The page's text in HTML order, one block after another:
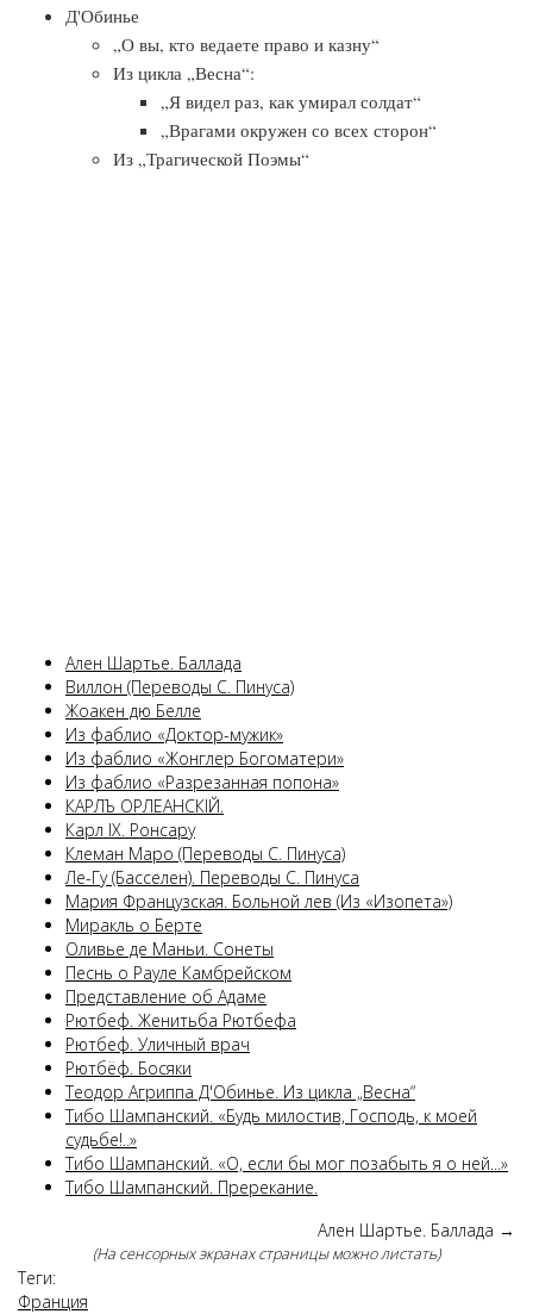
Д'Обинье
„О вы, кто ведаете право и казну“
Из цикла „Весна“:
„Я видел раз, как умирал солдат“
„Врагами окружен со всех сторон“
Из „Трагической Поэмы“
Ален Шартье. Баллада
Виллон (Переводы С. Пинуса)
Жоакен дю Белле
Из фаблио «Доктор-мужик»
Из фаблио «Жонглер Богоматери»
Из фаблио «Разрезанная попона»
КАРЛЪ ОРЛЕАНСКІЙ.
Карл IX. Ронсару
Клеман Маро (Переводы С. Пинуса)
Ле-Гу (Басселен). Переводы С. Пинуса
Мария Французская. Больной лев (Из «Изопета»)
Миракль о Берте
Оливье де Маньи. Сонеты
Песнь о Рауле Камбрейском
Представление об Адаме
Рютбеф. Женитьба Рютбефа
Рютбеф. Уличный врач
Рютбёф. Босяки
Теодор Агриппа Д'Обинье. Из цикла „Весна“
Тибо Шампанский. «Будь милостив, Господь, к моей
судьбе!..»
Тибо Шампанский. «О, если бы мог позабыть я о ней...»
Тибо Шампанский. Пререкание.
Ален Шартье. Баллада →
(На сенсорных экранах страницы можно листать)
Теги:
Франция